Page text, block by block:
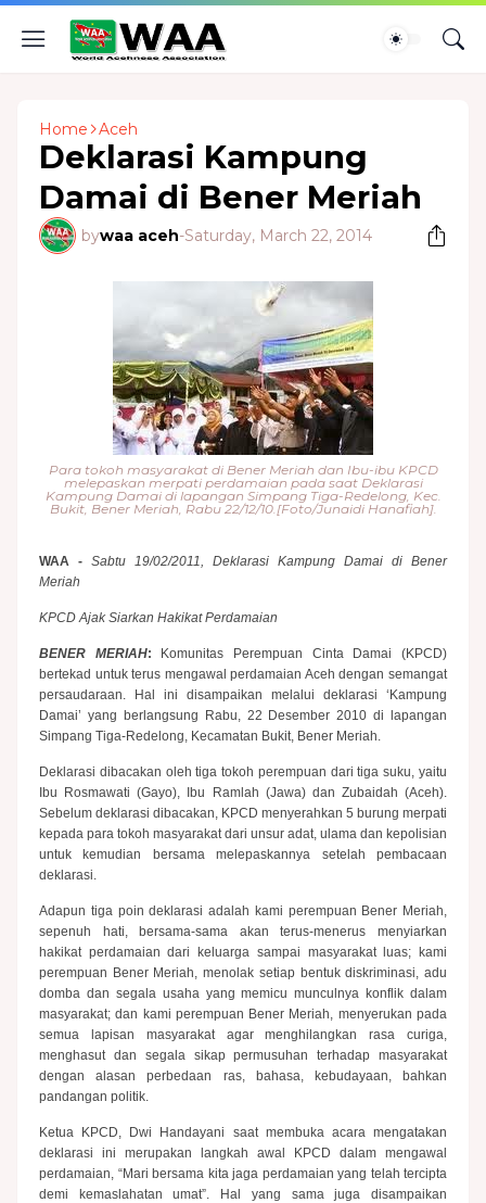
Home Aceh
Deklarasi Kampung
Damai di Bener Meriah
bywaa aceh-Saturday, March 22, 2014
Para tokoh masyarakat di Bener Meriah dan Ibu-ibu KPCD
melepaskan merpati perdamaian pada saat Deklarasi
Kampung Damai di lapangan Simpang Tiga-Redelong, Kec.
Bukit, Bener Meriah, Rabu 22/12/10.[Foto/Junaidi Hanafiah].
WAA - Sabtu 19/02/2011, Deklarasi Kampung Damai di Bener
Meriah
KPCD Ajak Siarkan Hakikat Perdamaian
BENER MERIAH: Komunitas Perempuan Cinta Damai (KPCD)
bertekad untuk terus mengawal perdamaian Aceh dengan semangat
persaudaraan. Hal ini disampaikan melalui deklarasi ‘Kampung
Damai’ yang berlangsung Rabu, 22 Desember 2010 di lapangan
Simpang Tiga-Redelong, Kecamatan Bukit, Bener Meriah.
Deklarasi dibacakan oleh tiga tokoh perempuan dari tiga suku, yaitu
Ibu Rosmawati (Gayo), Ibu Ramlah (Jawa) dan Zubaidah (Aceh).
Sebelum deklarasi dibacakan, KPCD menyerahkan 5 burung merpati
kepada para tokoh masyarakat dari unsur adat, ulama dan kepolisian
untuk kemudian bersama melepaskannya setelah pembacaan
deklarasi.
Adapun tiga poin deklarasi adalah kami perempuan Bener Meriah,
sepenuh hati, bersama-sama akan terus-menerus menyiarkan
hakikat perdamaian dari keluarga sampai masyarakat luas; kami
perempuan Bener Meriah, menolak setiap bentuk diskriminasi, adu
domba dan segala usaha yang memicu munculnya konflik dalam
masyarakat; dan kami perempuan Bener Meriah, menyerukan pada
semua lapisan masyarakat agar menghilangkan rasa curiga,
menghasut dan segala sikap permusuhan terhadap masyarakat
dengan alasan perbedaan ras, bahasa, kebudayaan, bahkan
pandangan politik.
Ketua KPCD, Dwi Handayani saat membuka acara mengatakan
deklarasi ini merupakan langkah awal KPCD dalam mengawal
perdamaian, “Mari bersama kita jaga perdamaian yang telah tercipta
demi kemaslahatan umat”. Hal yang sama juga disampaikan